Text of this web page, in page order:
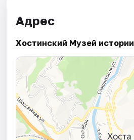
Адрес
Хостинский Музей истории